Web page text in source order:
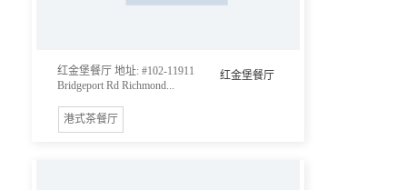
红金堡餐厅
红金堡餐厅 地址: #102-11911
Bridgeport Rd Richmond...
港式茶餐厅